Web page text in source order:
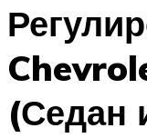
(Седан